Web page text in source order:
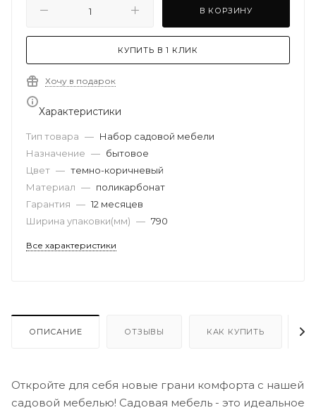
В КОРЗИНУ
КУПИТЬ В 1 КЛИК
Хочу в подарок
Характеристики
Тип товара — Набор садовой мебели
Назначение — бытовое
Цвет — темно-коричневый
Материал — поликарбонат
Гарантия — 12 месяцев
Ширина упаковки(мм) — 790
Все характеристики
ОПИСАНИЕ ОТЗЫВЫ КАК КУПИТЬ
Откройте для себя новые грани комфорта с нашей
садовой мебелью! Садовая мебель - это идеальное